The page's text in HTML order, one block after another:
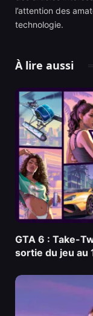
l’attention des
technologie.
À lire aussi
GTA 6 : Take-
sortie du jeu au